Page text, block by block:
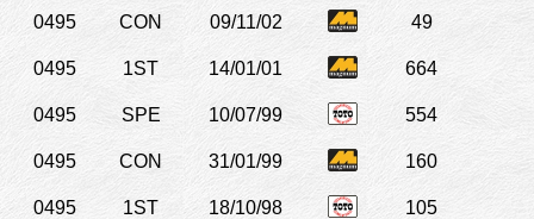
0495 CON 09/11/02 49
0495 1ST 14/01/01 664
0495 SPE 10/07/99 554
0495 CON 31/01/99 160
0495 1ST 18/10/98 105